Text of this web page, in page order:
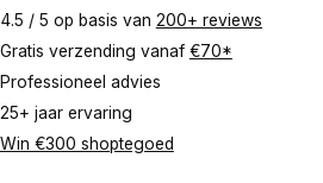
4.5 / 5 op basis van 200+ reviews
Gratis verzending vanaf €70*
Professioneel advies
25+ jaar ervaring
Win €300 shoptegoed